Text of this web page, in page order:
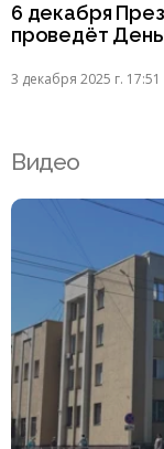
6 декабря
проведёт
3 декабря 2025 г. 17:51
Видео